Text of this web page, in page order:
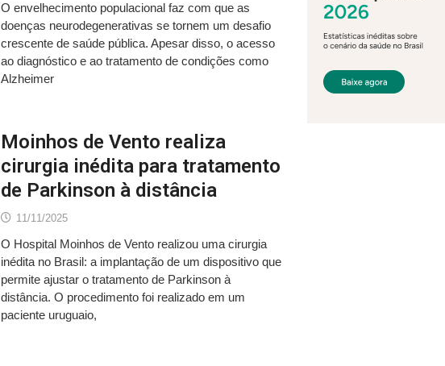
O envelhecimento populacional faz com que as
doenças neurodegenerativas se tornem um desafio
crescente de saúde pública. Apesar disso, o acesso
ao diagnóstico e ao tratamento de condições como
Alzheimer
Moinhos de Vento realiza
cirurgia inédita para tratamento
de Parkinson à distância
11/11/2025
O Hospital Moinhos de Vento realizou uma cirurgia
inédita no Brasil: a implantação de um dispositivo que
permite ajustar o tratamento de Parkinson à
distância. O procedimento foi realizado em um
paciente uruguaio,